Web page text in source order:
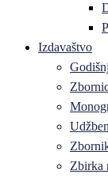
Izdavaštvo
Zbirka